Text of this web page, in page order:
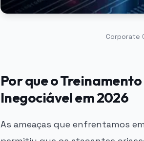
Corporate
Por que o
Inegociável em 2026
As ameaças que enfrentamos